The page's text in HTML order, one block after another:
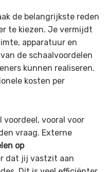
de belangrijkste reden
te kiezen. Je vermijdt
apparatuur en
de schaalvoordelen
kunnen realiseren.
kosten per
voordeel, vooral voor
vraag. Externe
op
dat jij vastzit aan